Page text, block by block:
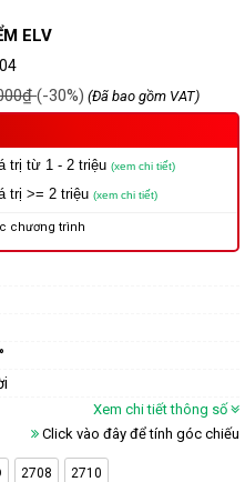
ELV
(-30%) (Đã bao gồm VAT)
trị từ 1 - 2 triệu (xem chi tiết)
trị >= 2 triệu (xem chi tiết)
chương trình
Xem chi tiết thông số
Click vào đây để tính góc chiếu
2708 2710